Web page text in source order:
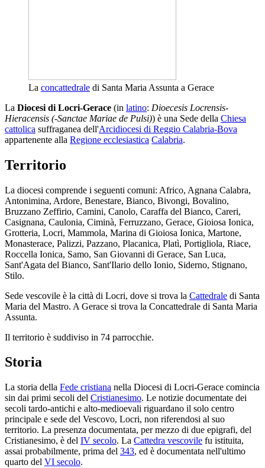
La concattedrale di Santa Maria Assunta a Gerace
La Diocesi di Locri-Gerace (in latino: Dioecesis Locrensis-
Hieracensis (-Sanctae Mariae de Pulsi)) è una Sede della Chiesa
cattolica suffraganea dell'Arcidiocesi di Reggio Calabria-Bova
appartenente alla Regione ecclesiastica Calabria.
Territorio
La diocesi comprende i seguenti comuni: Africo, Agnana Calabra,
Antonimina, Ardore, Benestare, Bianco, Bivongi, Bovalino,
Bruzzano Zeffirio, Camini, Canolo, Caraffa del Bianco, Careri,
Casignana, Caulonia, Ciminà, Ferruzzano, Gerace, Gioiosa Ionica,
Grotteria, Locri, Mammola, Marina di Gioiosa Ionica, Martone,
Monasterace, Palizzi, Pazzano, Placanica, Platì, Portigliola, Riace,
Roccella Ionica, Samo, San Giovanni di Gerace, San Luca,
Sant'Agata del Bianco, Sant'Ilario dello Ionio, Siderno, Stignano,
Stilo.
Sede vescovile è la città di Locri, dove si trova la Cattedrale di Santa
Maria del Mastro. A Gerace si trova la Concattedrale di Santa Maria
Assunta.
Il territorio è suddiviso in 74 parrocchie.
Storia
La storia della Fede cristiana nella Diocesi di Locri-Gerace comincia
sin dai primi secoli del Cristianesimo. Le notizie documentate dei
secoli tardo-antichi e alto-medioevali riguardano il solo centro
principale e sede del Vescovo, Locri, non riferendosi al suo
territorio. La presenza documentata, per mezzo di due epigrafi, del
Cristianesimo, è del IV secolo. La Cattedra vescovile fu istituita,
assai probabilmente, prima del 343, ed è documentata nell'ultimo
quarto del VI secolo.